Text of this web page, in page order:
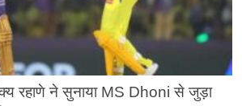
रहाणे ने सुनाया MS Dhoni से जुड़ा